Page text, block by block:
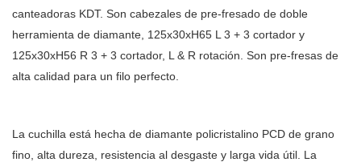
canteadoras KDT. Son cabezales de pre-fresado de doble
herramienta de diamante, 125x30xH65 L 3 + 3 cortador y
125x30xH56 R 3 + 3 cortador, L & R rotación. Son pre-fresas de
alta calidad para un filo perfecto.
La cuchilla está hecha de diamante policristalino PCD de grano
fino, alta dureza, resistencia al desgaste y larga vida útil. La